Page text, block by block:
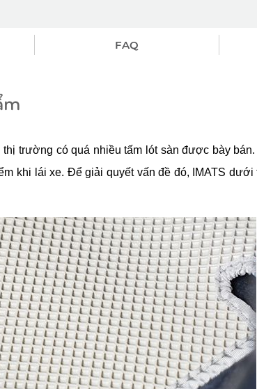
FAQ
trường có quá nhiều tấm lót sàn được bày
khi lái xe. Để giải quyết vấn đề đó, IMATS dưới